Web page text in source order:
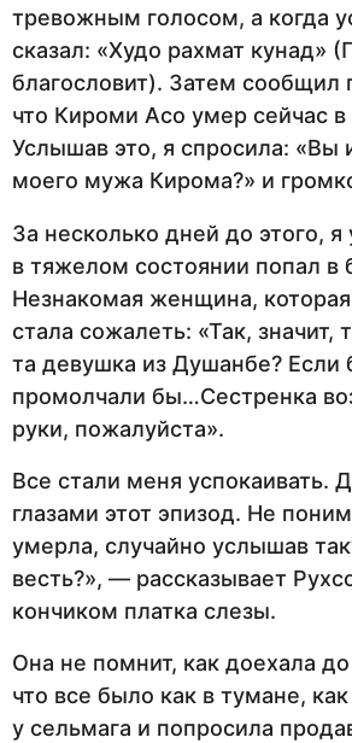
тревожным голосом, а когда
сказал: «Худо рахмат кунад»
благословит). Затем сообщил
что Кироми Асо умер сейчас в
Услышав это, я спросила: «Вы
моего мужа Кирома?» и
За несколько дней до этого,
в тяжелом состоянии попал в
Незнакомая женщина,
стала сожалеть: «Так,
та девушка из Душанбе? Если
промолчали бы…Сестренка
руки, пожалуйста».
Все стали меня успокаивать.
глазами этот эпизод. Не
умерла, случайно услышав
весть?», — рассказывает
кончиком платка слезы.
Она не помнит, как доехала
что все было как в тумане,
у сельмага и попросила